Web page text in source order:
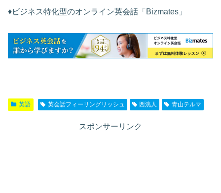
♦︎ビジネス特化型のオンライン英会話「Bizmates」
英語 英会話フィーリングリッシュ 西洸人 青山テルマ
スポンサーリンク